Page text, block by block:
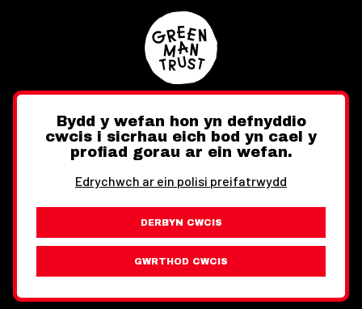
Twitter FacebookInstagram
Ewch i'r Wefan Toward
Gwybodaeth Cyfreithiol
Wythnos Cymru Llundain © Hawlfraint 2026
Bydd y wefan hon yn defnyddio
cwcis i sicrhau eich bod yn cael y
profiad gorau ar ein wefan.
Edrychwch ar ein polisi preifatrwydd
DERBYN CWCIS
GWRTHOD CWCIS